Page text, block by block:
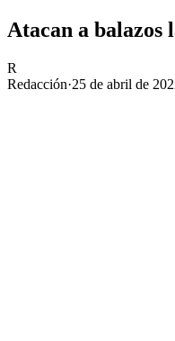
Atacan a balazos
R
Redacción·25 de abril de